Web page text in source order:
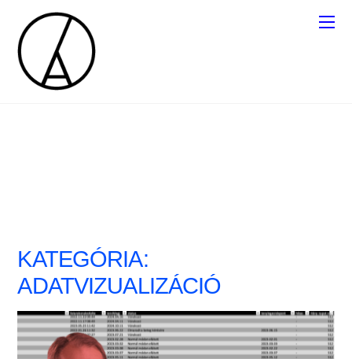
KATEGÓRIA:
ADATVIZUALIZÁCIÓ